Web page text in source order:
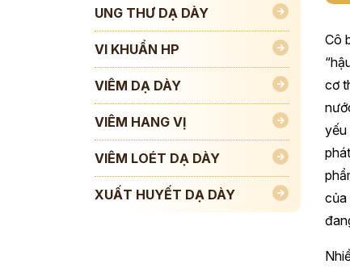
UNG THƯ DẠ DÀY
VI KHUẨN HP
VIÊM DẠ DÀY
VIÊM HANG VỊ
VIÊM LOÉT DẠ DÀY
XUẤT HUYẾT DẠ DÀY
Cô
cơ
yếu
của